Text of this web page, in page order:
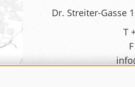
Dr. Streiter-Gasse
T